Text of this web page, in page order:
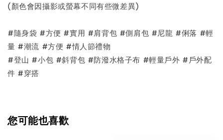
(顏色會因攝影或螢幕不同有些微差異)
#隨身袋 #方便 #實用 #肩背包 #側肩包 #尼龍 #俐落 #輕
量 #潮流 #方便 #情人節禮物
#登山 #小包 #斜背包 #防潑水格子布 #輕量戶外 #戶外配
件 #穿搭
您可能也喜歡